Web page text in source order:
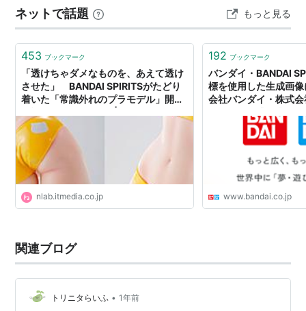
ッツを発売日に探してみた！イオンで在庫あり・個数制
限も｜通販情報まと…
ネットで話題 もっと見る
453 ブックマーク
「透けちゃダメなものを、あえて透け
させた」 BANDAI SPIRITSがたどり
着いた「常識外れのプラモデル」開発
nlab.itmedia.co.jp
192 ブックマーク
バンダイ・BANDAI
標を使用した生成画
会社バンダイ・株式
www.bandai.co.jp
関連ブログ
トリニタらいふ • 1年前